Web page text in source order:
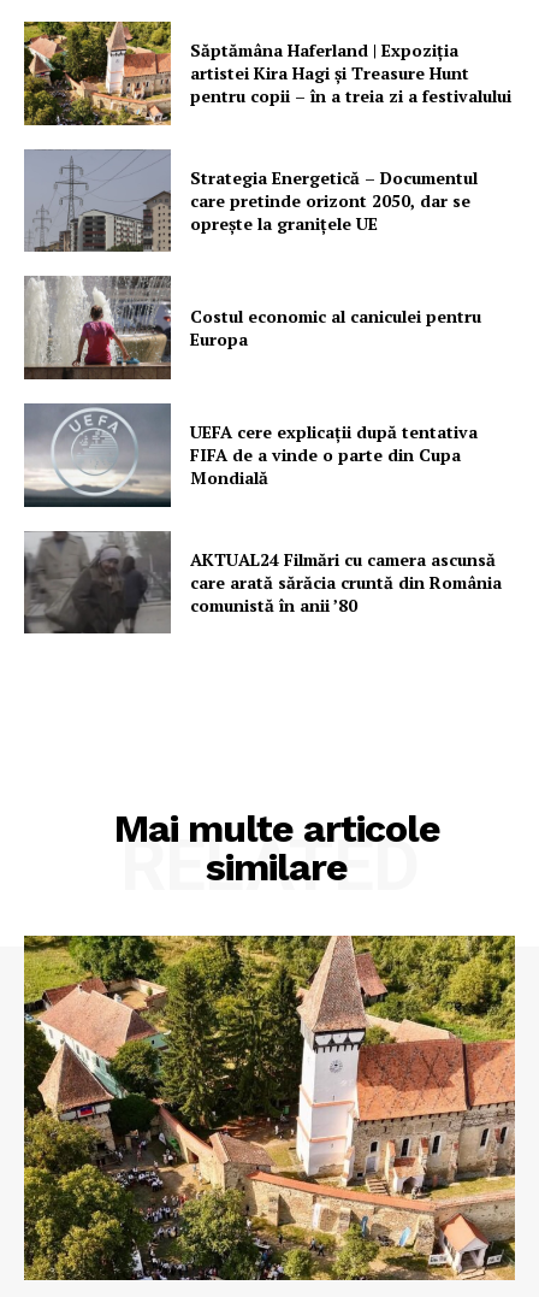
Săptămâna Haferland | Expoziţia
artistei Kira Hagi şi Treasure Hunt
pentru copii – în a treia zi a festivalului
Strategia Energetică – Documentul
care pretinde orizont 2050, dar se
oprește la granițele UE
Costul economic al caniculei pentru
Europa
UEFA cere explicații după tentativa
FIFA de a vinde o parte din Cupa
Mondială
AKTUAL24 Filmări cu camera ascunsă
care arată sărăcia cruntă din România
comunistă în anii ’80
Mai multe articole
similare
RELATED